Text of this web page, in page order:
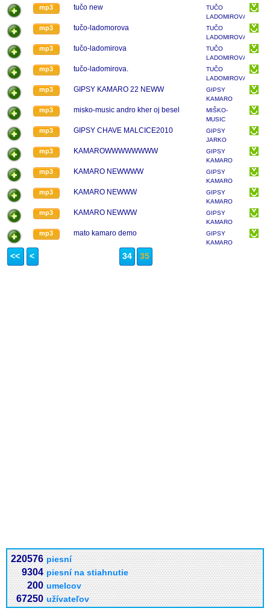
MALČICE
mp3 tučo new
TUČO
LADOMIROVÁ
mp3 tučo-ladomorova
TUČO
LADOMIROVÁ
mp3 tučo-ladomirova
TUČO
LADOMIROVÁ
mp3 tučo-ladomirova.
TUČO
LADOMIROVÁ
mp3 GIPSY KAMARO 22 NEWW
GIPSY
KAMARO
MALČICE
mp3 misko-music andro kher oj besel
MIŠKO-
MUSIC
mp3 GIPSY CHAVE MALCICE2010
GIPSY
JARKO
MALČICE
mp3 KAMAROWWWWWWWW
GIPSY
KAMARO
MALČICE
mp3 KAMARO NEWWWW
GIPSY
KAMARO
MALČICE
mp3 KAMARO NEWWW
GIPSY
KAMARO
MALČICE
mp3 KAMARO NEWWW
GIPSY
KAMARO
MALČICE
mp3 mato kamaro demo
GIPSY
KAMARO
<< < 34 35
220576 piesní
9304 piesní na stiahnutie
200 umelcov
67250 užívateľov